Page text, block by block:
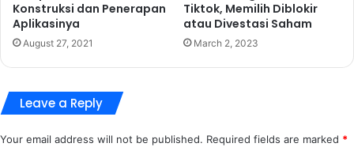
Konstruksi dan Penerapan
Aplikasinya
August 27, 2021
Tiktok, Memilih Diblokir
atau Divestasi Saham
March 2, 2023
Leave a Reply
Your email address will not be published. Required fields are marked *